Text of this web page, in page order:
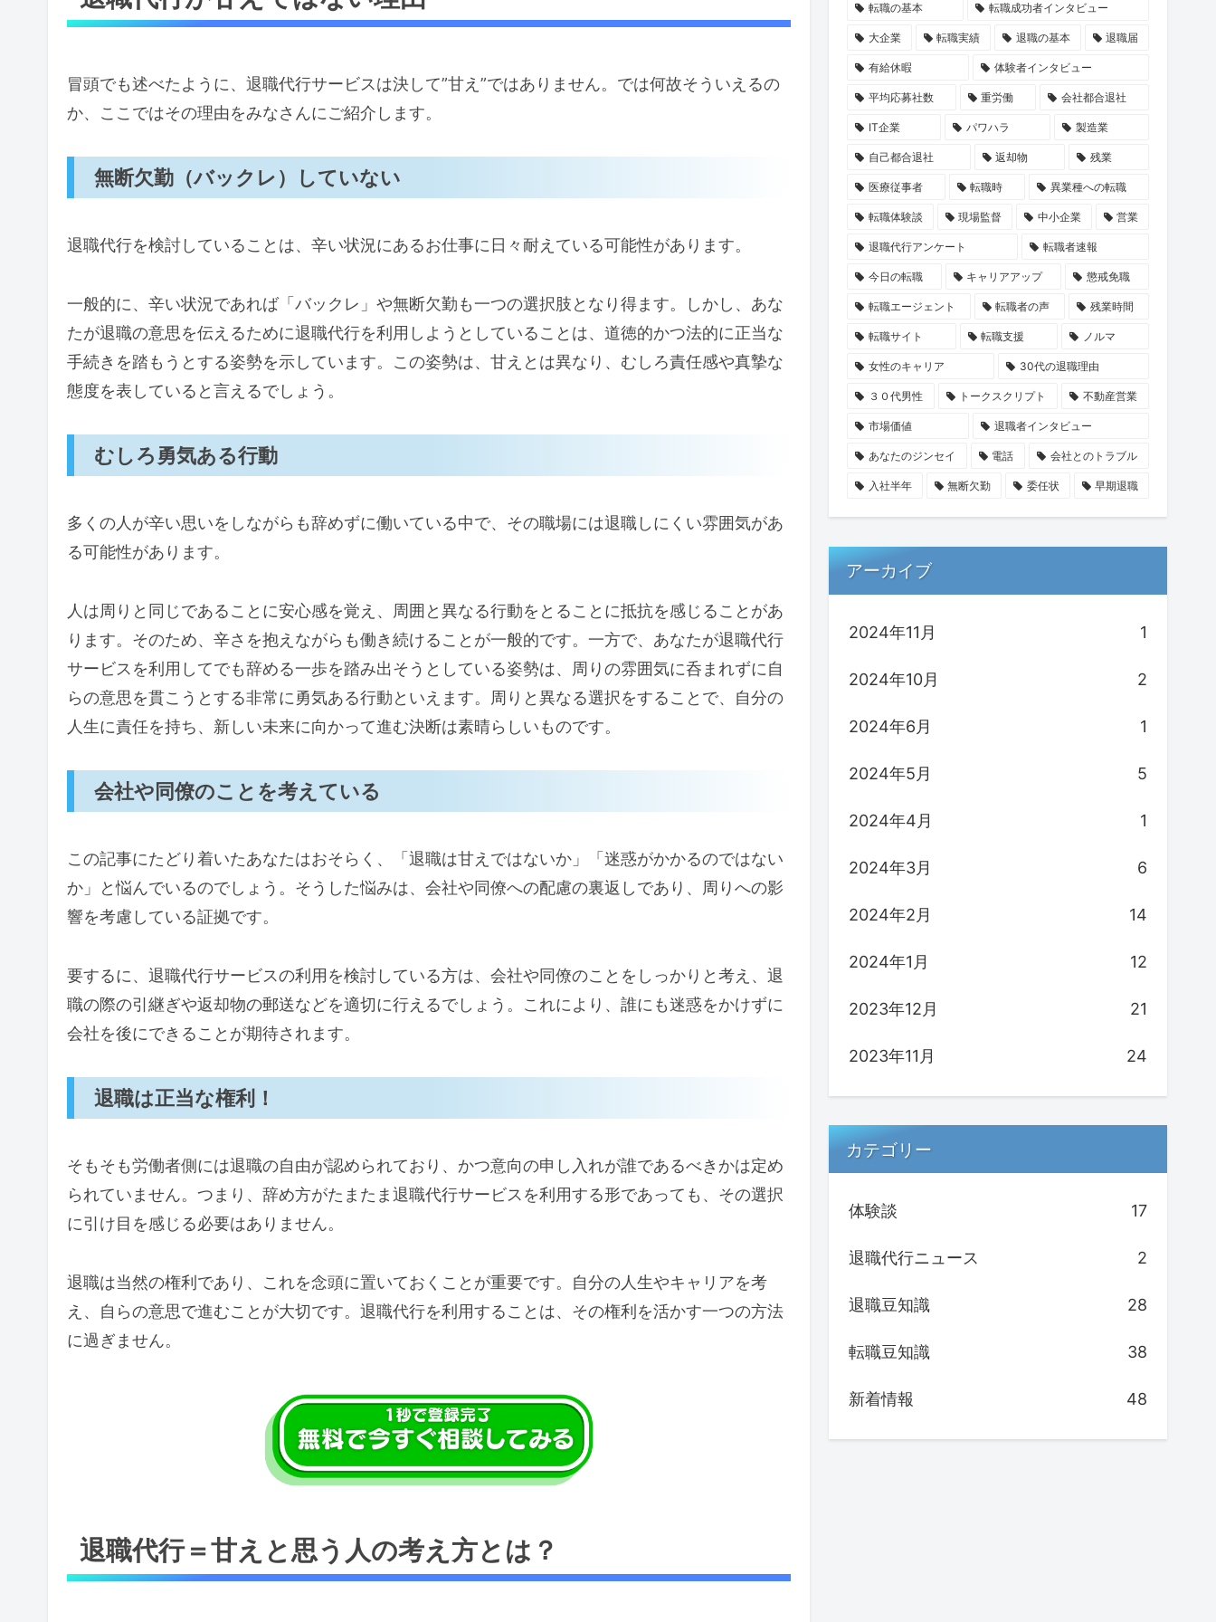
冒頭でも述べたように、退職代行サービスは決して”甘え”ではありません。では何故そういえるの
か、ここではその理由をみなさんにご紹介します。
無断欠勤（バックレ）していない
退職代行を検討していることは、辛い状況にあるお仕事に日々耐えている可能性があります。
一般的に、辛い状況であれば「バックレ」や無断欠勤も一つの選択肢となり得ます。しかし、あな
たが退職の意思を伝えるために退職代行を利用しようとしていることは、道徳的かつ法的に正当な
手続きを踏もうとする姿勢を示しています。この姿勢は、甘えとは異なり、むしろ責任感や真摯な
態度を表していると言えるでしょう。
むしろ勇気ある行動
多くの人が辛い思いをしながらも辞めずに働いている中で、その職場には退職しにくい雰囲気があ
る可能性があります。
人は周りと同じであることに安心感を覚え、周囲と異なる行動をとることに抵抗を感じることがあ
ります。そのため、辛さを抱えながらも働き続けることが一般的です。一方で、あなたが退職代行
サービスを利用してでも辞める一歩を踏み出そうとしている姿勢は、周りの雰囲気に呑まれずに自
らの意思を貫こうとする非常に勇気ある行動といえます。周りと異なる選択をすることで、自分の
人生に責任を持ち、新しい未来に向かって進む決断は素晴らしいものです。
会社や同僚のことを考えている
この記事にたどり着いたあなたはおそらく、「退職は甘えではないか」「迷惑がかかるのではない
か」と悩んでいるのでしょう。そうした悩みは、会社や同僚への配慮の裏返しであり、周りへの影
響を考慮している証拠です。
要するに、退職代行サービスの利用を検討している方は、会社や同僚のことをしっかりと考え、退
職の際の引継ぎや返却物の郵送などを適切に行えるでしょう。これにより、誰にも迷惑をかけずに
会社を後にできることが期待されます。
退職は正当な権利！
そもそも労働者側には退職の自由が認められており、かつ意向の申し入れが誰であるべきかは定め
られていません。つまり、辞め方がたまたま退職代行サービスを利用する形であっても、その選択
に引け目を感じる必要はありません。
退職は当然の権利であり、これを念頭に置いておくことが重要です。自分の人生やキャリアを考
え、自らの意思で進むことが大切です。退職代行を利用することは、その権利を活かす一つの方法
に過ぎません。
退職代行＝甘えと思う人の考え方とは？
転職の基本 転職成功者インタビュー
大企業 転職実績 退職の基本 退職届
有給休暇 体験者インタビュー
平均応募社数 重労働 会社都合退社
IT企業 パワハラ 製造業
自己都合退社 返却物 残業
医療従事者 転職時 異業種への転職
転職体験談 現場監督 中小企業 営業
退職代行アンケート 転職者速報
今日の転職 キャリアアップ 懲戒免職
転職エージェント 転職者の声 残業時間
転職サイト 転職支援 ノルマ
女性のキャリア 30代の退職理由
３０代男性 トークスクリプト 不動産営業
市場価値 退職者インタビュー
あなたのジンセイ 電話 会社とのトラブル
入社半年 無断欠勤 委任状 早期退職
アーカイブ
2024年11月 1
2024年10月 2
2024年6月 1
2024年5月 5
2024年4月 1
2024年3月 6
2024年2月 14
2024年1月 12
2023年12月 21
2023年11月 24
カテゴリー
体験談 17
退職代行ニュース 2
退職豆知識 28
転職豆知識 38
新着情報 48